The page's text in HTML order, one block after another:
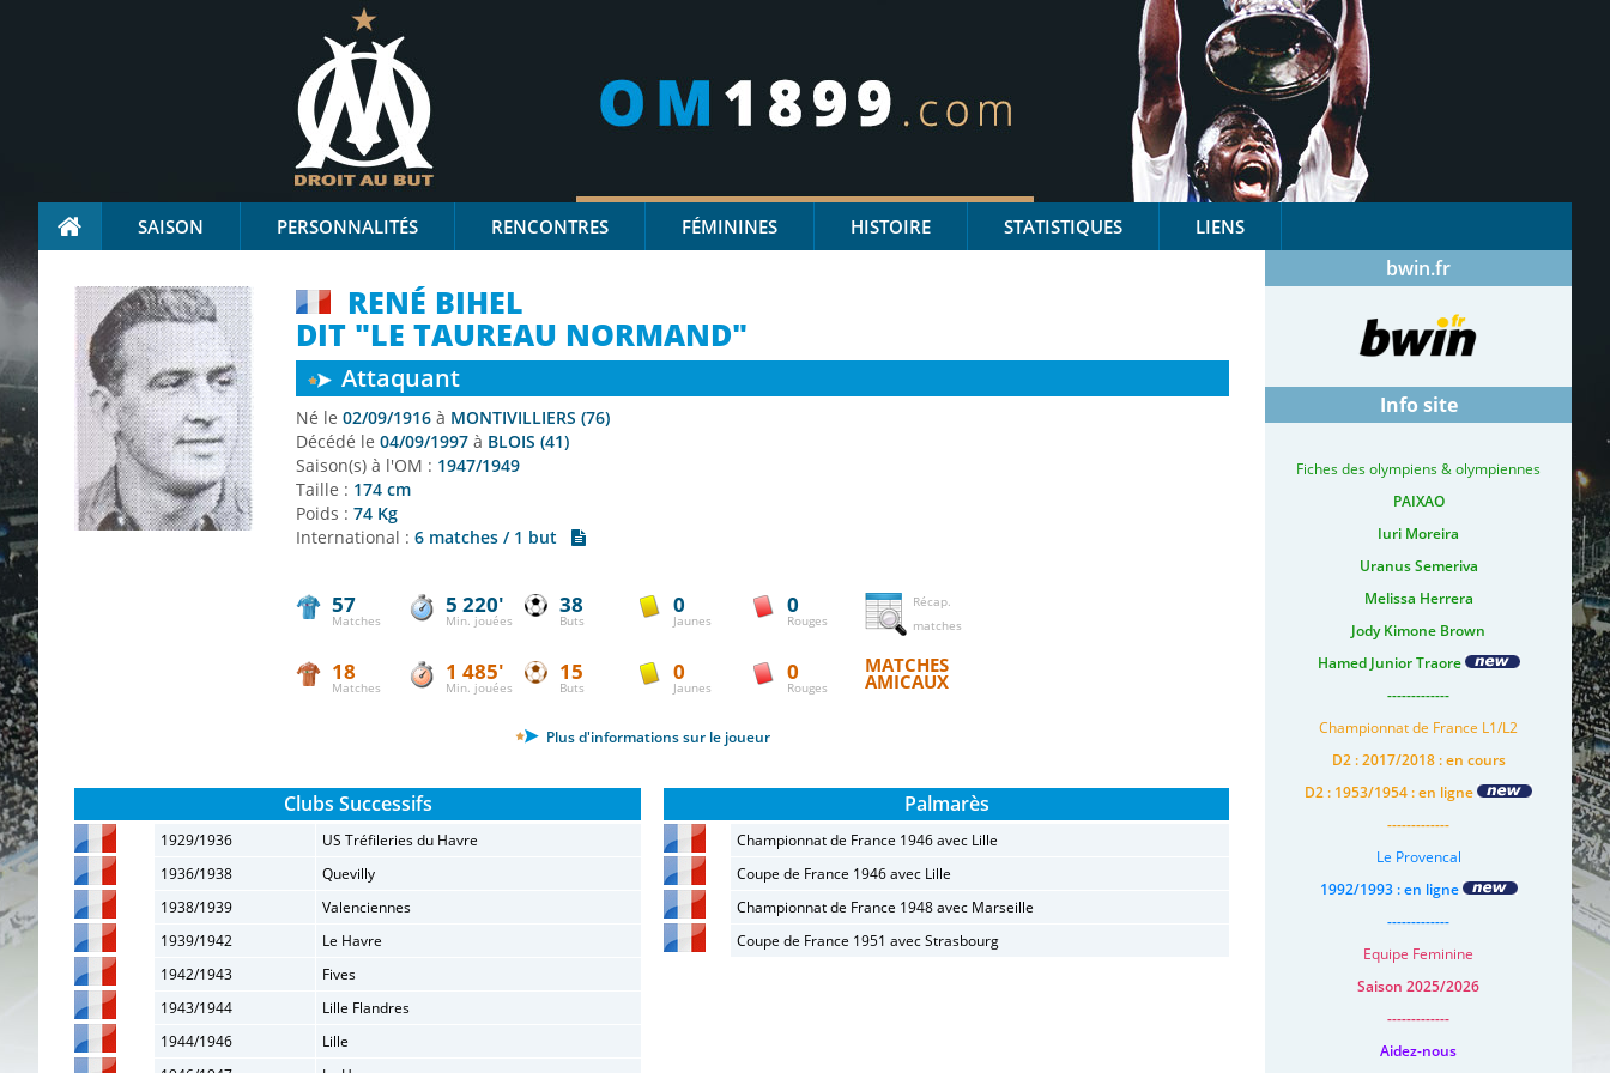
SAISON PERSONNALITÉS RENCONTRES FÉMININES HISTOIRE STATISTIQUES LIENS
RENÉ BIHEL
DIT "LE TAUREAU NORMAND"
Attaquant
Né le 02/09/1916 à MONTIVILLIERS (76)
Décédé le 04/09/1997 à BLOIS (41)
Saison(s) à l'OM : 1947/1949
Taille : 174 cm
Poids : 74 Kg
International : 6 matches / 1 but
57
Matches
5 220'
Min. jouées
38
Buts
0
Jaunes
0
Rouges
Récap.
matches
18
Matches
1 485'
Min. jouées
15
Buts
0
Jaunes
0
Rouges
MATCHES
AMICAUX
Plus d'informations sur le joueur
Clubs Successifs
1929/1936
US Tréfileries du Havre
1936/1938
Quevilly
1938/1939
Valenciennes
1939/1942
Le Havre
1942/1943
Fives
1943/1944
Lille Flandres
1944/1946
Lille
Palmarès
Championnat de France 1946 avec Lille
Coupe de France 1946 avec Lille
Championnat de France 1948 avec Marseille
Coupe de France 1951 avec Strasbourg
bwin.fr
Info site
Fiches des olympiens & olympiennes
PAIXAO
Iuri Moreira
Uranus Semeriva
Melissa Herrera
Jody Kimone Brown
Hamed Junior Traore
-------------
Championnat de France L1/L2
D2 : 2017/2018 : en cours
D2 : 1953/1954 : en ligne
-------------
Le Provencal
1992/1993 : en ligne
-------------
Equipe Feminine
Saison 2025/2026
-------------
Aidez-nous